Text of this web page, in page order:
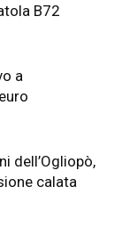
B72
a
dell’Ogliopò,
calata